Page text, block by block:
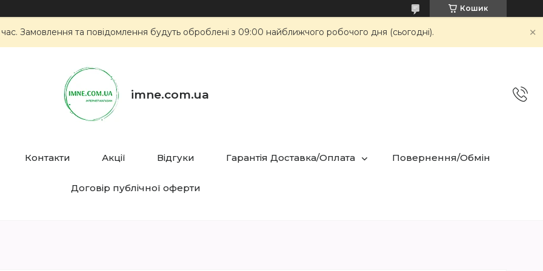
Кошик
Замовлення та повідомлення будуть оброблені з 09:00 найближчого робочого дня (сьогодні).
imne.com.ua
Контакти Акції Відгуки Гарантія Доставка/Оплата Повернення/Обмін
Договір публічної оферти